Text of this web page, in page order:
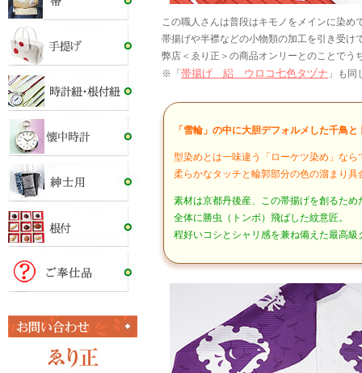
この職人さんは普段はキモノをメインに染め
帯揚げや半襟などの小物類の加工を引き受け
弊店＜ゑり正＞の商品オンリーとのことでう
※「 帯揚げ 絽 ウロコ七色タヅナ 」も同
「雪輪」の中に大胆デフォルメした千鳥
型染めとは一味違う「ローケツ染め」なら
柔らかなタッチと輪郭部分の色の溜まり
素材は京都丹後産、この帯揚げを創るため
全体に勝虫（トンボ）飛ばした紋意匠。
程好いコシとシャリ感を兼ね備えた最高